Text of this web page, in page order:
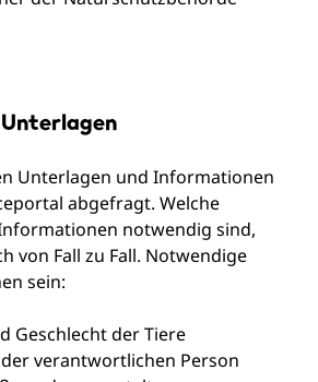
Unterlagen und Informationen
abgefragt. Welche
notwendig sind,
von Fall zu Fall. Notwendige
sein:
Geschlecht der Tiere
verantwortlichen Person